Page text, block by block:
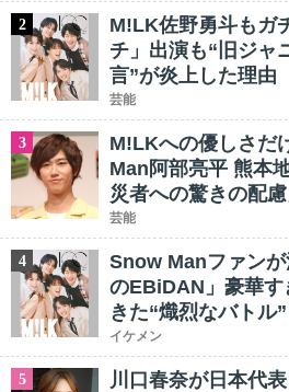
2
M!LK佐野勇斗もガ
チ」出演も“旧ジャ
言”が炎上した理由
芸能
3
M!LKへの優しさ
Man阿部亮平 熊本
災者への驚きの配
芸能
4
Snow Manファン
のEBiDAN」豪華す
きた“熾烈なバトル
イケメン
5
川口春奈が日本代